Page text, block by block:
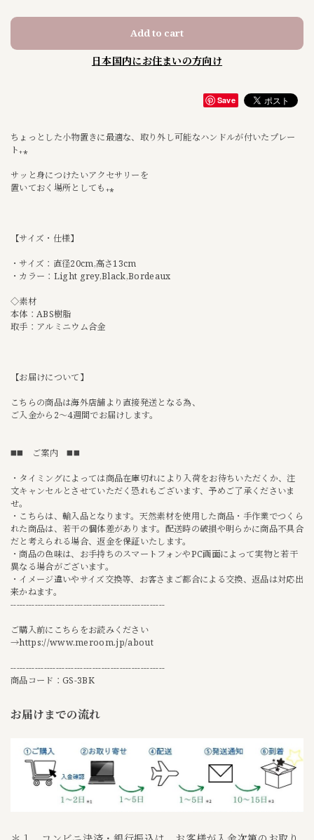
Add to cart
日本国内にお住まいの方向け
Save
ちょっとした小物置きに最適な、取り外し可能なハンドルが付いたプレー
ト₊⁎
サッと身につけたいアクセサリーを
置いておく場所としても₊⁎
【サイズ・仕様】
・サイズ：直径20cm,高さ13cm
・カラー：Light grey,Black,Bordeaux
◇素材
本体：ABS樹脂
取手：アルミニウム合金
【お届けについて】
こちらの商品は海外店舗より直接発送となる為、
ご入金から2〜4週間でお届けします。
◼️◼️ ご案内 ◼️◼️
・タイミングによっては商品在庫切れにより入荷をお待ちいただくか、注
文キャンセルとさせていただく恐れもございます、予めご了承くださいま
せ。
・こちらは、輸入品となります。天然素材を使用した商品・手作業でつくら
れた商品は、若干の個体差があります。配送時の破損や明らかに商品不具合
だと考えられる場合、返金を保証いたします。
・商品の色味は、お手持ちのスマートフォンやPC画面によって実物と若干
異なる場合がございます。
・イメージ違いやサイズ交換等、お客さまご都合による交換、返品は対応出
来かねます。
---------------------------------------------------
ご購入前にこちらをお読みください
→https://www.meroom.jp/about
---------------------------------------------------
商品コード：GS-3BK
お届けまでの流れ